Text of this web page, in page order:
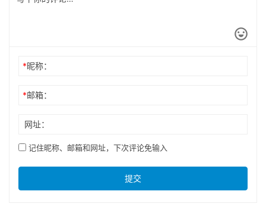
*昵称：
*邮箱：
网址：
记住昵称、邮箱和网址，下次评论免输入
提交